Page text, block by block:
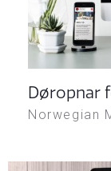
Døropnar
Norwegian